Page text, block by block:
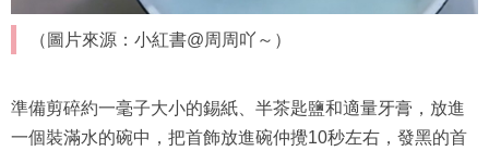
（圖片來源：小紅書@周周吖～）
準備剪碎約一毫子大小的錫紙、半茶匙鹽和適量牙膏，放進
一個裝滿水的碗中，把首飾放進碗仲攪10秒左右，發黑的首